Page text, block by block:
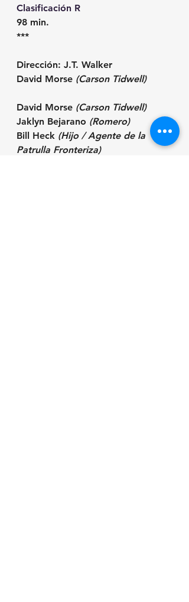
Clasificación R
98 min.
***
Dirección: J.T. Walker
David Morse (Carson Tidwell)
David Morse (Carson Tidwell)
Jaklyn Bejarano (Romero)
Bill Heck (Hijo / Agente de la
Patrulla Fronteriza)